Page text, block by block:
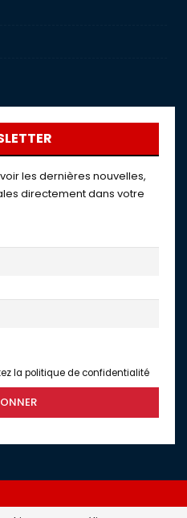
les dernières nouvelles,
directement dans votre
la politique de confidentialité